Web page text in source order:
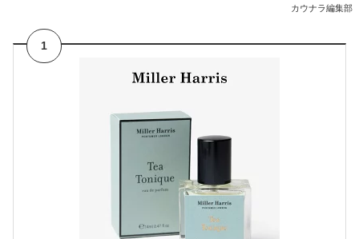
カウナラ編集部
1